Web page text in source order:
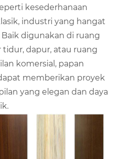
kesederhanaan
industri yang hangat
digunakan di ruang
dapur, atau ruang
komersial, papan
memberikan proyek
yang elegan dan daya